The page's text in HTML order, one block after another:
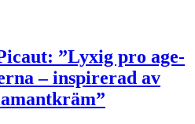
”Lyxig pro age-
– inspirerad av